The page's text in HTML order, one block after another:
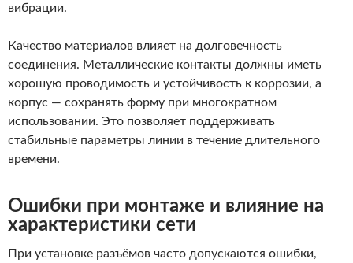
вибрации.
Качество материалов влияет на долговечность
соединения. Металлические контакты должны иметь
хорошую проводимость и устойчивость к коррозии, а
корпус — сохранять форму при многократном
использовании. Это позволяет поддерживать
стабильные параметры линии в течение длительного
времени.
Ошибки при монтаже и влияние на
характеристики сети
При установке разъёмов часто допускаются ошибки,